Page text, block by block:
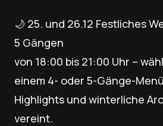
🌙 25. und 26.12 Festliches
5 Gängen
von 18:00 bis 21:00 Uhr –
einem 4- oder 5-Gänge-
Highlights und winterliche
vereint.